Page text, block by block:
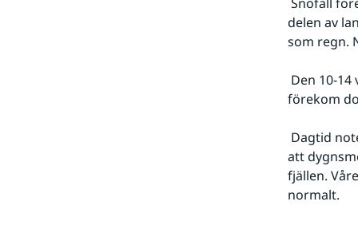
delen av
som regn.
förekom
att
fjällen.
normalt.